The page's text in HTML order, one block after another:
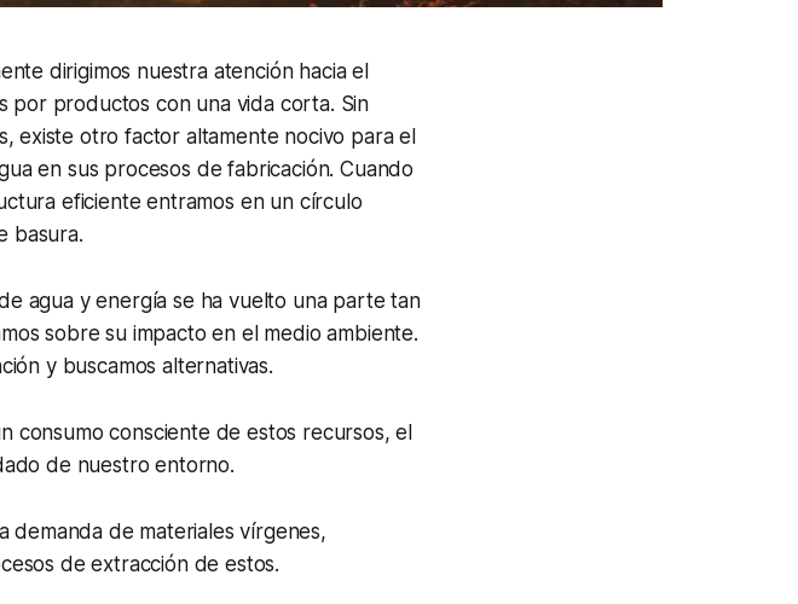
dirigimos nuestra atención hacia el
por productos con una vida corta. Sin
existe otro factor altamente nocivo para el
en sus procesos de fabricación. Cuando
eficiente entramos en un círculo
basura.
agua y energía se ha vuelto una parte tan
sobre su impacto en el medio ambiente.
y buscamos alternativas.
consumo consciente de estos recursos, el
de nuestro entorno.
demanda de materiales vírgenes,
de extracción de estos.